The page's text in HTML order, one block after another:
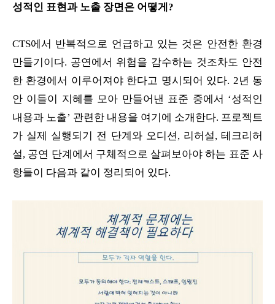
성적인 표현과 노출 장면은 어떻게?
CTS에서 반복적으로 언급하고 있는 것은 안전한 환경
만들기이다. 공연에서 위험을 감수하는 것조차도 안전
한 환경에서 이루어져야 한다고 명시되어 있다. 2년 동
안 이들이 지혜를 모아 만들어낸 표준 중에서 ‘성적인
내용과 노출’ 관련한 내용을 여기에 소개한다. 프로젝트
가 실제 실행되기 전 단계와 오디션, 리허설, 테크리허
설, 공연 단계에서 구체적으로 살펴보아야 하는 표준 사
항들이 다음과 같이 정리되어 있다.